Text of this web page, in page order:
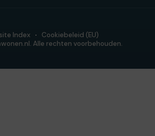
Alle rechten voorbehouden.
Index Cookiebeleid (EU)